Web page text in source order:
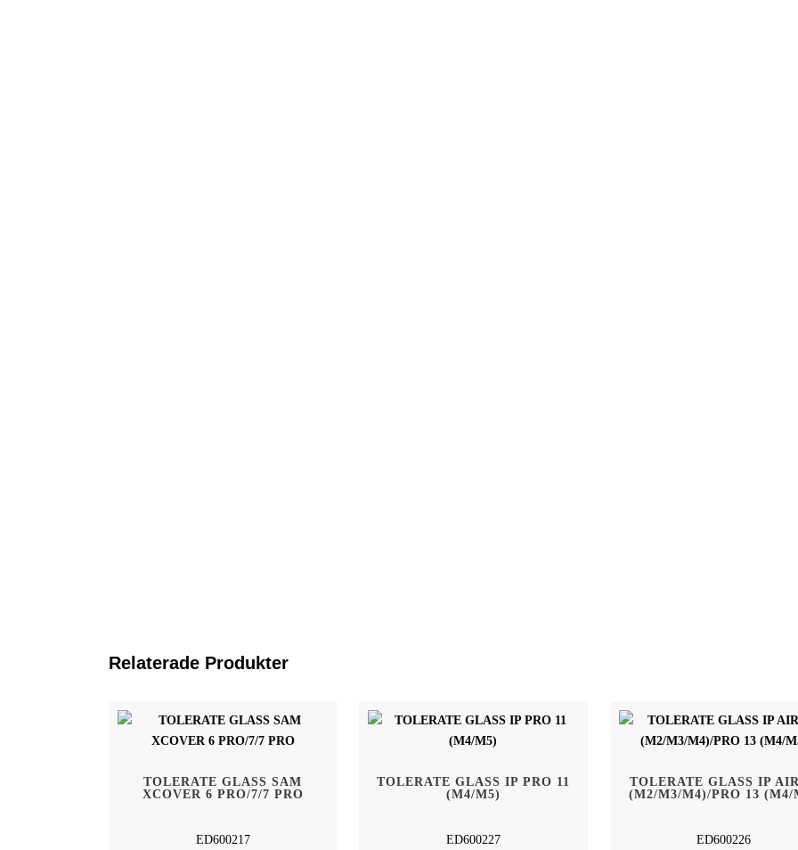
Relaterade Produkter
TOLERATE GLASS SAM
XCOVER 6 PRO/7/7 PRO
ED600217
TOLERATE GLASS IP PRO 11
(M4/M5)
ED600227
TOLERATE GLASS IP
(M2/M3/M4)/PRO 13 (M4/
ED600226
Kivra: 556886-5983